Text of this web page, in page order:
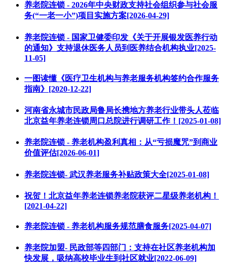
养老院连锁 - 2026年中央财政支持社会组织参与社会服
务(“一老一小”)项目实施方案[2026-04-29]
养老院连锁 - 国家卫健委印发《关于开展银发医养行动
的通知》支持退休医务人员到医养结合机构执业[2025-
11-05]
一图读懂《医疗卫生机构与养老服务机构签约合作服务
指南》[2020-12-22]
河南省永城市民政局鲁局长携地方养老行业带头人莅临
北京益年养老连锁周口总院进行调研工作！[2025-01-08]
养老院连锁 - 养老机构盈利真相：从“亏损魔咒”到商业
价值评估[2026-06-01]
养老院连锁- 武汉养老服务补贴政策大全[2025-01-08]
祝贺！北京益年养老连锁养老院获评二星级养老机构！
[2021-04-22]
养老院连锁 - 养老机构服务规范膳食服务[2025-04-07]
养老院加盟- 民政部等四部门：支持在社区养老机构加
快发展，吸纳高校毕业生到社区就业[2022-06-09]